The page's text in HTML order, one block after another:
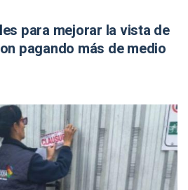
para mejorar la vista de
pagando más de medio